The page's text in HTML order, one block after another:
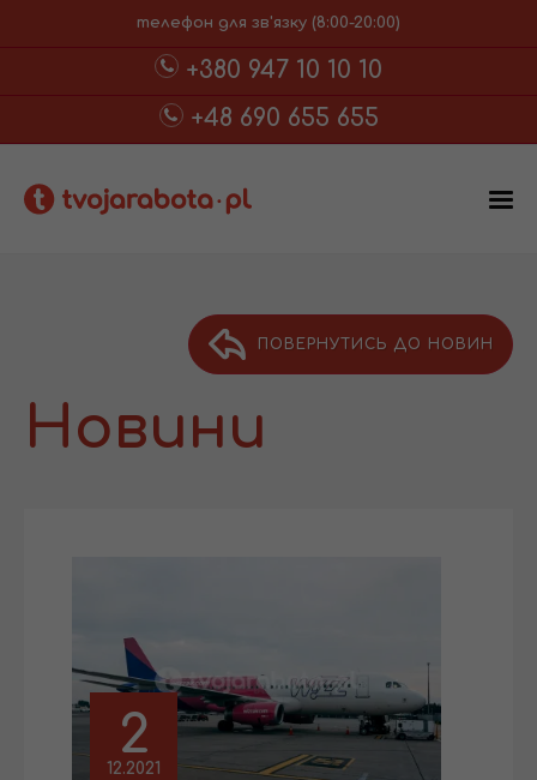
телефон для зв'язку (8:00-20:00)
+380 947 10 10 10
+48 690 655 655
ПОВЕРНУТИСЬ ДО НОВИН
Новини
2
12.2021